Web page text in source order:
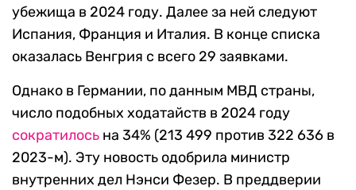
убежища в 2024 году. Далее за ней следуют
Испания, Франция и Италия. В конце списка
оказалась Венгрия с всего 29 заявками.
Однако в Германии, по данным МВД страны,
число подобных ходатайств в 2024 году
сократилось на 34% (213 499 против 322 636 в
2023-м). Эту новость одобрила министр
внутренних дел Нэнси Фезер. В преддверии